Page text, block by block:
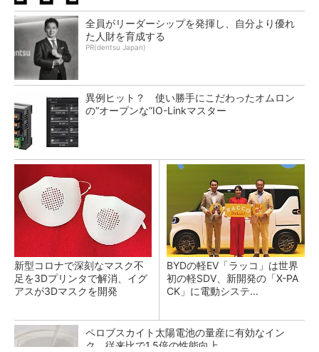
全員がリーダーシップを発揮し、自分より優れ
た人財を育成する
PR(dentsu Japan)
異例ヒット？ 使い勝手にこだわったオムロン
の“オープンな”IO-Linkマスター
新型コロナで深刻なマスク不
足を3Dプリンタで解消、イグ
アスが3Dマスクを開発
BYDの軽EV「ラッコ」は世界
初の軽SDV、新開発の「X-PA
CK」に電動システ...
ペロブスカイト太陽電池の量産に有効なイン
ク、従来比で1.5倍の性能向上